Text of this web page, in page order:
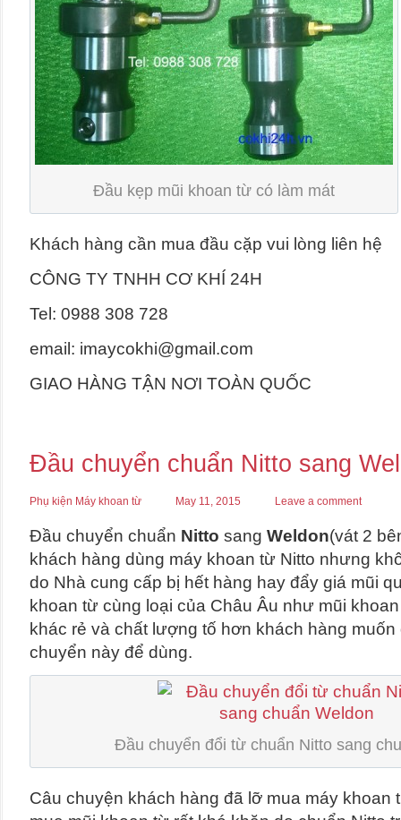
Đầu kẹp mũi khoan từ có làm mát
Khách hàng cần mua đầu cặp vui lòng liên hệ
CÔNG TY TNHH CƠ KHÍ 24H
Tel: 0988 308 728
email: imaycokhi@gmail.com
GIAO HÀNG TẬN NƠI TOÀN QUỐC
Đầu chuyển chuẩn Nitto sang
Phụ kiện Máy khoan từ May 11, 2015 Leave a comment
Đầu chuyển chuẩn Nitto sang Weldon(vát 2
khách hàng dùng máy khoan từ Nitto nhưng
do Nhà cung cấp bị hết hàng hay đẩy giá mũi
khoan từ cùng loại của Châu Âu như mũi
khác rẻ và chất lượng tố hơn khách hàng
chuyển này để dùng.
Đầu chuyển đổi từ chuẩn Nitto sang
Câu chuyện khách hàng đã lỡ mua máy khoan